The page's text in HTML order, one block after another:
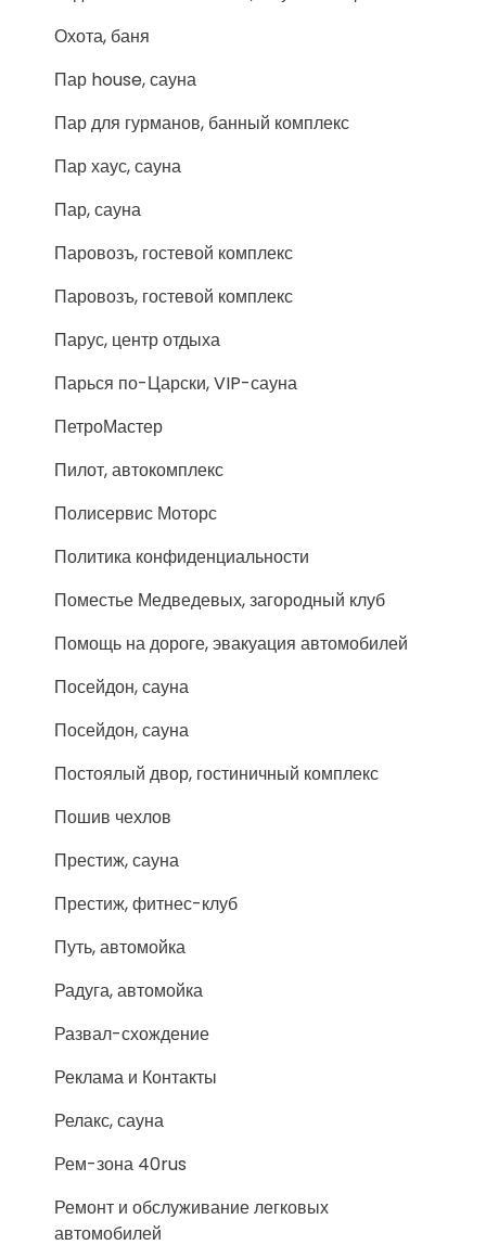
Охота, баня
Пар house, сауна
Пар для гурманов, банный комплекс
Пар хаус, сауна
Пар, сауна
Паровозъ, гостевой комплекс
Паровозъ, гостевой комплекс
Парус, центр отдыха
Парься по-Царски, VIP-сауна
ПетроМастер
Пилот, автокомплекс
Полисервис Моторс
Политика конфиденциальности
Поместье Медведевых, загородный клуб
Помощь на дороге, эвакуация автомобилей
Посейдон, сауна
Посейдон, сауна
Постоялый двор, гостиничный комплекс
Пошив чехлов
Престиж, сауна
Престиж, фитнес-клуб
Путь, автомойка
Радуга, автомойка
Развал-схождение
Реклама и Контакты
Релакс, сауна
Рем-зона 40rus
Ремонт и обслуживание легковых
автомобилей